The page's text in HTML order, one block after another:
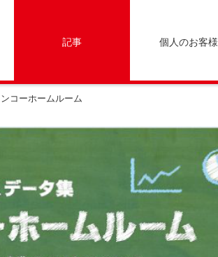
記事 個人のお客様
コーホームルーム